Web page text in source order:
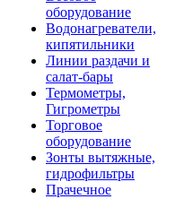
оборудование
Водонагреватели,
кипятильники
Линии раздачи и
салат-бары
Термометры,
Гигрометры
Торговое
оборудование
Зонты вытяжные,
гидрофильтры
Прачечное